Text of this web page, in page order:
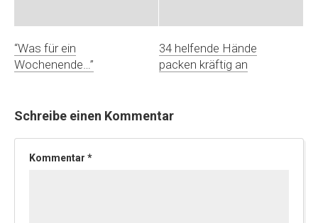
“Was für ein
Wochenende…”
34 helfende Hände
packen kräftig an
Schreibe einen Kommentar
Kommentar *